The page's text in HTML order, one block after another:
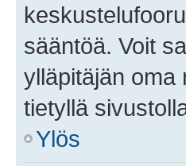
sääntöä. Voit
ylläpitäjän oma
tietyllä
Ylös